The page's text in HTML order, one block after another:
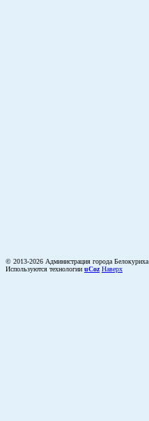
© 2013-2026 Администрация города Белокуриха
Используются технологии uCoz Наверх